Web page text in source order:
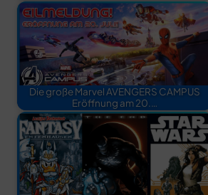
Die große Marvel AVENGERS CAMPUS
Eröffnung am 20.…